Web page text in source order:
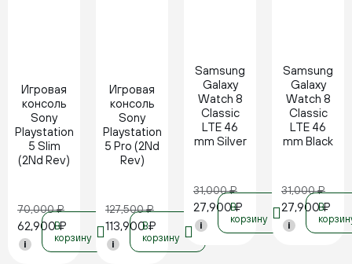
Игровая
консоль
Sony
Playstation
5 Slim
(2Nd Rev)
70,000₽
62,900₽
i
В
корзину
Игровая
консоль
Sony
Playstation
5 Pro (2Nd
Rev)
127,500₽
113,900₽
i
В
корзину
Samsung
Galaxy
Watch 8
Classic
LTE 46
mm Silver
31,000₽
27,900₽
i
В
корзину
Samsung
Galaxy
Watch 8
Classic
LTE 46
mm Black
31,000₽
27,900₽
i
В